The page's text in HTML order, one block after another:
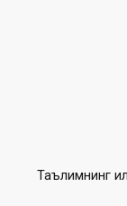
Таълимнинг